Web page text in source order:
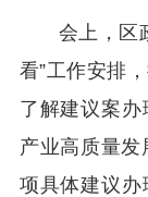
会上，区
看”工作安排
了解建议案
产业高质量
项具体建议办